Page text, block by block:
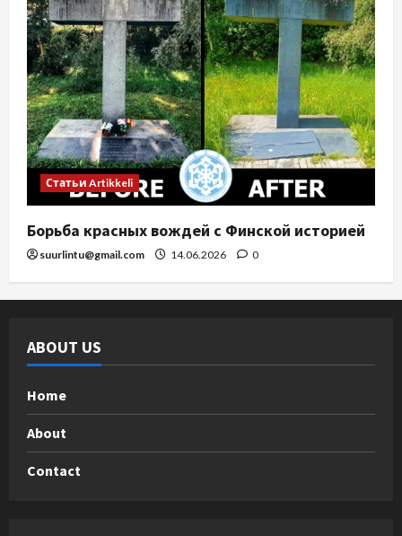
Статьи Artikkeli
Борьба красных вождей с Финской историей
suurlintu@gmail.com 14.06.2026 0
ABOUT US
Home
About
Contact